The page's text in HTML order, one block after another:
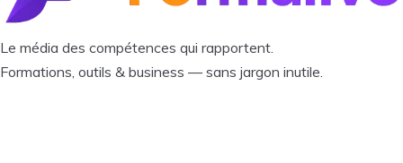
Le média des compétences qui rapportent.
Formations, outils & business — sans jargon inutile.